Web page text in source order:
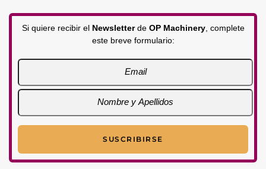
Si quiere recibir el Newsletterde OP Machinery, complete
este breve formulario: